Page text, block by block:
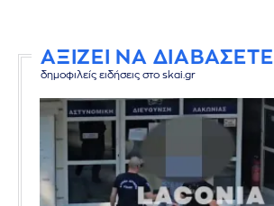
ΑΞΙΖΕΙ ΝΑ ΔΙΑΒΑΣΕΤΕ
δημοφιλείς ειδήσεις στο skai.gr